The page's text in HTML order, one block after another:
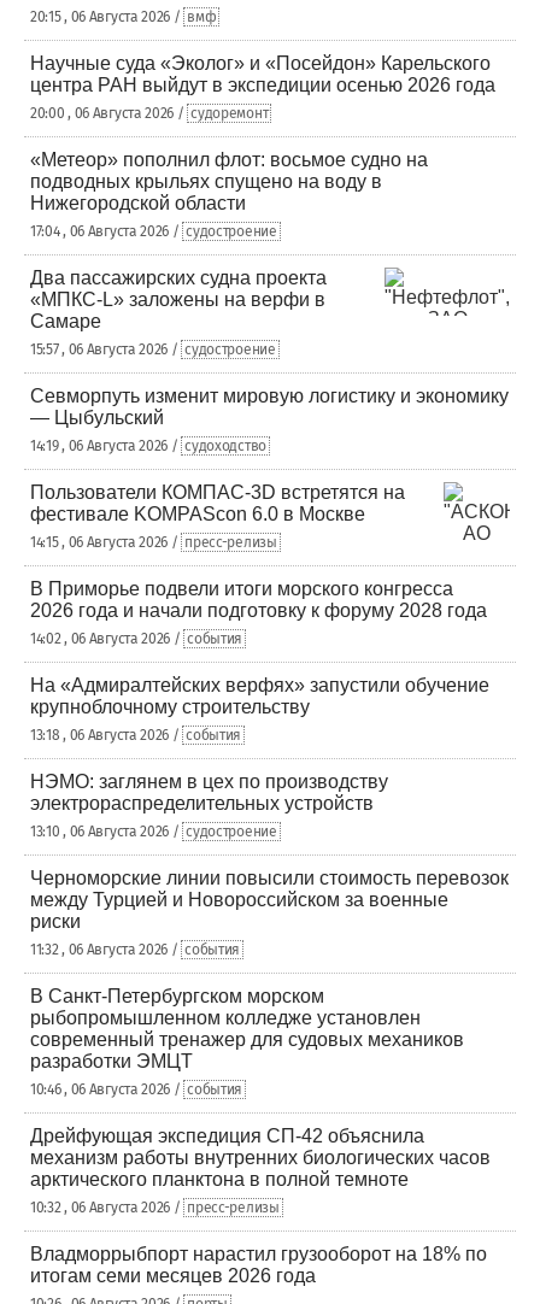
20:15 , 06 Августа 2026 / вмф
Научные суда «Эколог» и «Посейдон» Карельского
центра РАН выйдут в экспедиции осенью 2026 года
20:00 , 06 Августа 2026 / судоремонт
«Метеор» пополнил флот: восьмое судно на
подводных крыльях спущено на воду в
Нижегородской области
17:04 , 06 Августа 2026 / судостроение
Два пассажирских судна проекта
«МПКС-L» заложены на верфи в
Самаре
15:57 , 06 Августа 2026 / судостроение
Севморпуть изменит мировую логистику и экономику
— Цыбульский
14:19 , 06 Августа 2026 / судоходство
Пользователи КОМПАС-3D встретятся на
фестивале KOMPAScon 6.0 в Москве
14:15 , 06 Августа 2026 / пресс-релизы
В Приморье подвели итоги морского конгресса
2026 года и начали подготовку к форуму 2028 года
14:02 , 06 Августа 2026 / события
На «Адмиралтейских верфях» запустили обучение
крупноблочному строительству
13:18 , 06 Августа 2026 / события
НЭМО: заглянем в цех по производству
электрораспределительных устройств
13:10 , 06 Августа 2026 / судостроение
Черноморские линии повысили стоимость перевозок
между Турцией и Новороссийском за военные
риски
11:32 , 06 Августа 2026 / события
В Санкт-Петербургском морском
рыбопромышленном колледже установлен
современный тренажер для судовых механиков
разработки ЭМЦТ
10:46 , 06 Августа 2026 / события
Дрейфующая экспедиция СП-42 объяснила
механизм работы внутренних биологических часов
арктического планктона в полной темноте
10:32 , 06 Августа 2026 / пресс-релизы
Владморрыбпорт нарастил грузооборот на 18% по
итогам семи месяцев 2026 года